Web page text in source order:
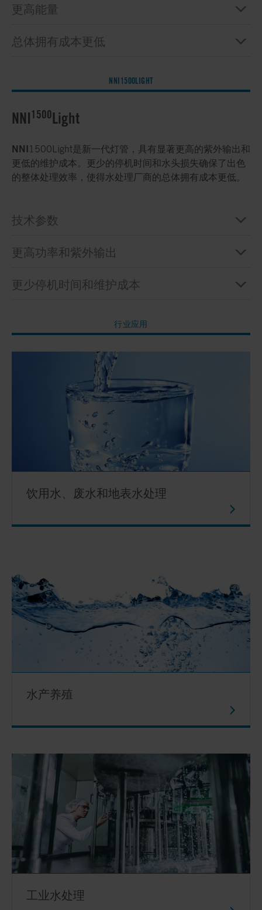
更高能量
总体拥有成本更低
NNI1500LIGHT
NNI1500Light
NNI1500Light是新一代灯管，具有显著更高的紫外输出和
更低的维护成本。更少的停机时间和水头损失确保了出色
的整体处理效率，使得水处理厂商的总体拥有成本更低。
技术参数
更高功率和紫外输出
更少停机时间和维护成本
行业应用
饮用水、废水和地表水处理
水产养殖
工业水处理